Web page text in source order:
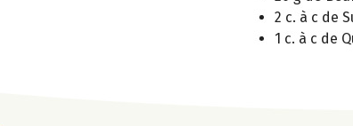
2 c. à c de
1 c. à c de